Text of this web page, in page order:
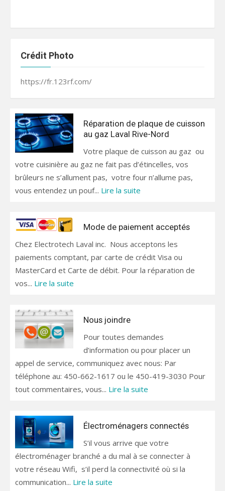
Réparation de plaque de cuisson
au gaz Laval Rive-Nord
Votre plaque de cuisson au gaz ou
votre cuisinière au gaz ne fait pas d’étincelles, vos
brûleurs ne s’allument pas, votre four n’allume pas,
vous entendez un pouf... Lire la suite
Mode de paiement acceptés
Chez Electrotech Laval inc. Nous acceptons les
paiements comptant, par carte de crédit Visa ou
MasterCard et Carte de débit. Pour la réparation de
vos... Lire la suite
Nous joindre
Pour toutes demandes
d’information ou pour placer un
appel de service, communiquez avec nous: Par
téléphone au: 450-662-1617 ou le 450-419-3030 Pour
tout commentaires, vous... Lire la suite
Électroménagers connectés
S’il vous arrive que votre
électroménager branché a du mal à se connecter à
votre réseau Wifi, s’il perd la connectivité où si la
communication... Lire la suite
Crédit Photo
https://fr.123rf.com/